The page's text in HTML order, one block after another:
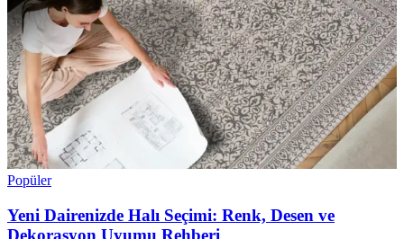
Popüler
Yeni Dairenizde Halı Seçimi: Renk, Desen ve
Dekorasyon Uyumu Rehberi